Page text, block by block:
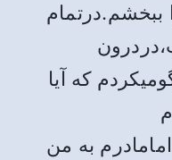
ببخشم.درتمام
که آیا
به من